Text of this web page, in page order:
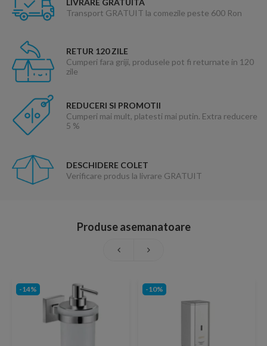
Transport GRATUIT la comezile peste 600 Ron
RETUR 120 ZILE
Cumperi fara griji, produsele pot fi returnate in 120
zile
REDUCERI SI PROMOTII
Cumperi mai mult, platesti mai putin. Extra reducere
5 %
DESCHIDERE COLET
Verificare produs la livrare GRATUIT
Produse asemanatoare
-14% -10%